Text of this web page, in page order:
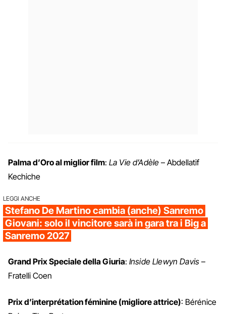
Palma d’Oro al miglior film: La Vie d’Adèle – Abdellatif
Kechiche
LEGGI ANCHE
Stefano De Martino cambia (anche) Sanremo
Giovani: solo il vincitore sarà in gara tra i Big a
Sanremo 2027
Grand Prix Speciale della Giuria: Inside Llewyn Davis –
Fratelli Coen
Prix d’interprétation féminine (migliore attrice): Bérénice